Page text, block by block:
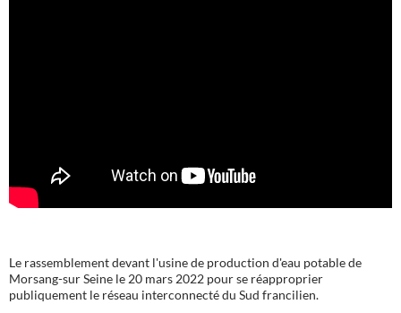
Le rassemblement devant l'usine de production d'eau potable de
Morsang-sur Seine le 20 mars 2022 pour se réapproprier
publiquement le réseau interconnecté du Sud francilien.